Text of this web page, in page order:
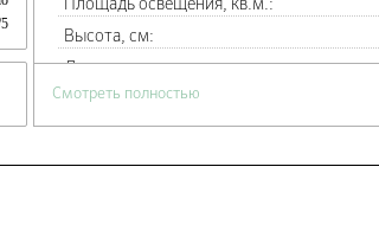
Площадь освещения, кв.м.:
Высота, см:
Диаметр, см:
Материал арматуры:
Плафоны:
Ветро бьянко латте
Смотреть полностью